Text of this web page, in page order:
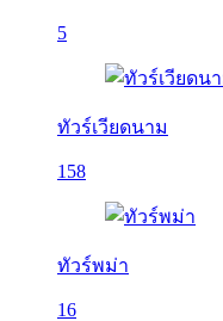
5
ทัวร์เวียดนาม
158
ทัวร์พม่า
16